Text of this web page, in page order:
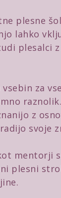
plesne
lahko
plesalci
za
z
svoje
mentorji
plesni